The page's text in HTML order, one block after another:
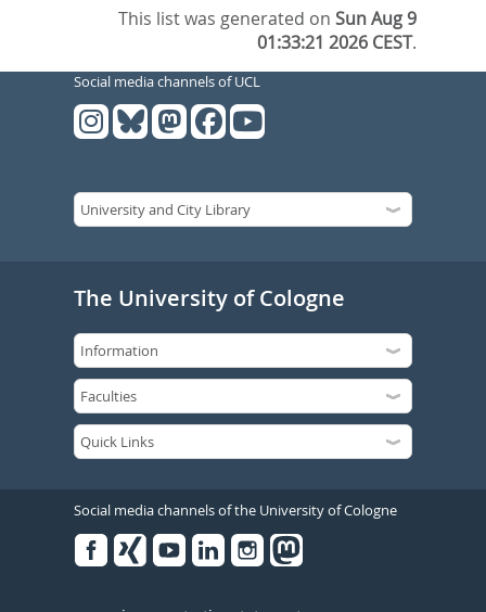
This list was generated onSun Aug 9
01:33:21 2026 CEST.
Social media channels of UCL
The University of Cologne
Social media channels of the University of Cologne